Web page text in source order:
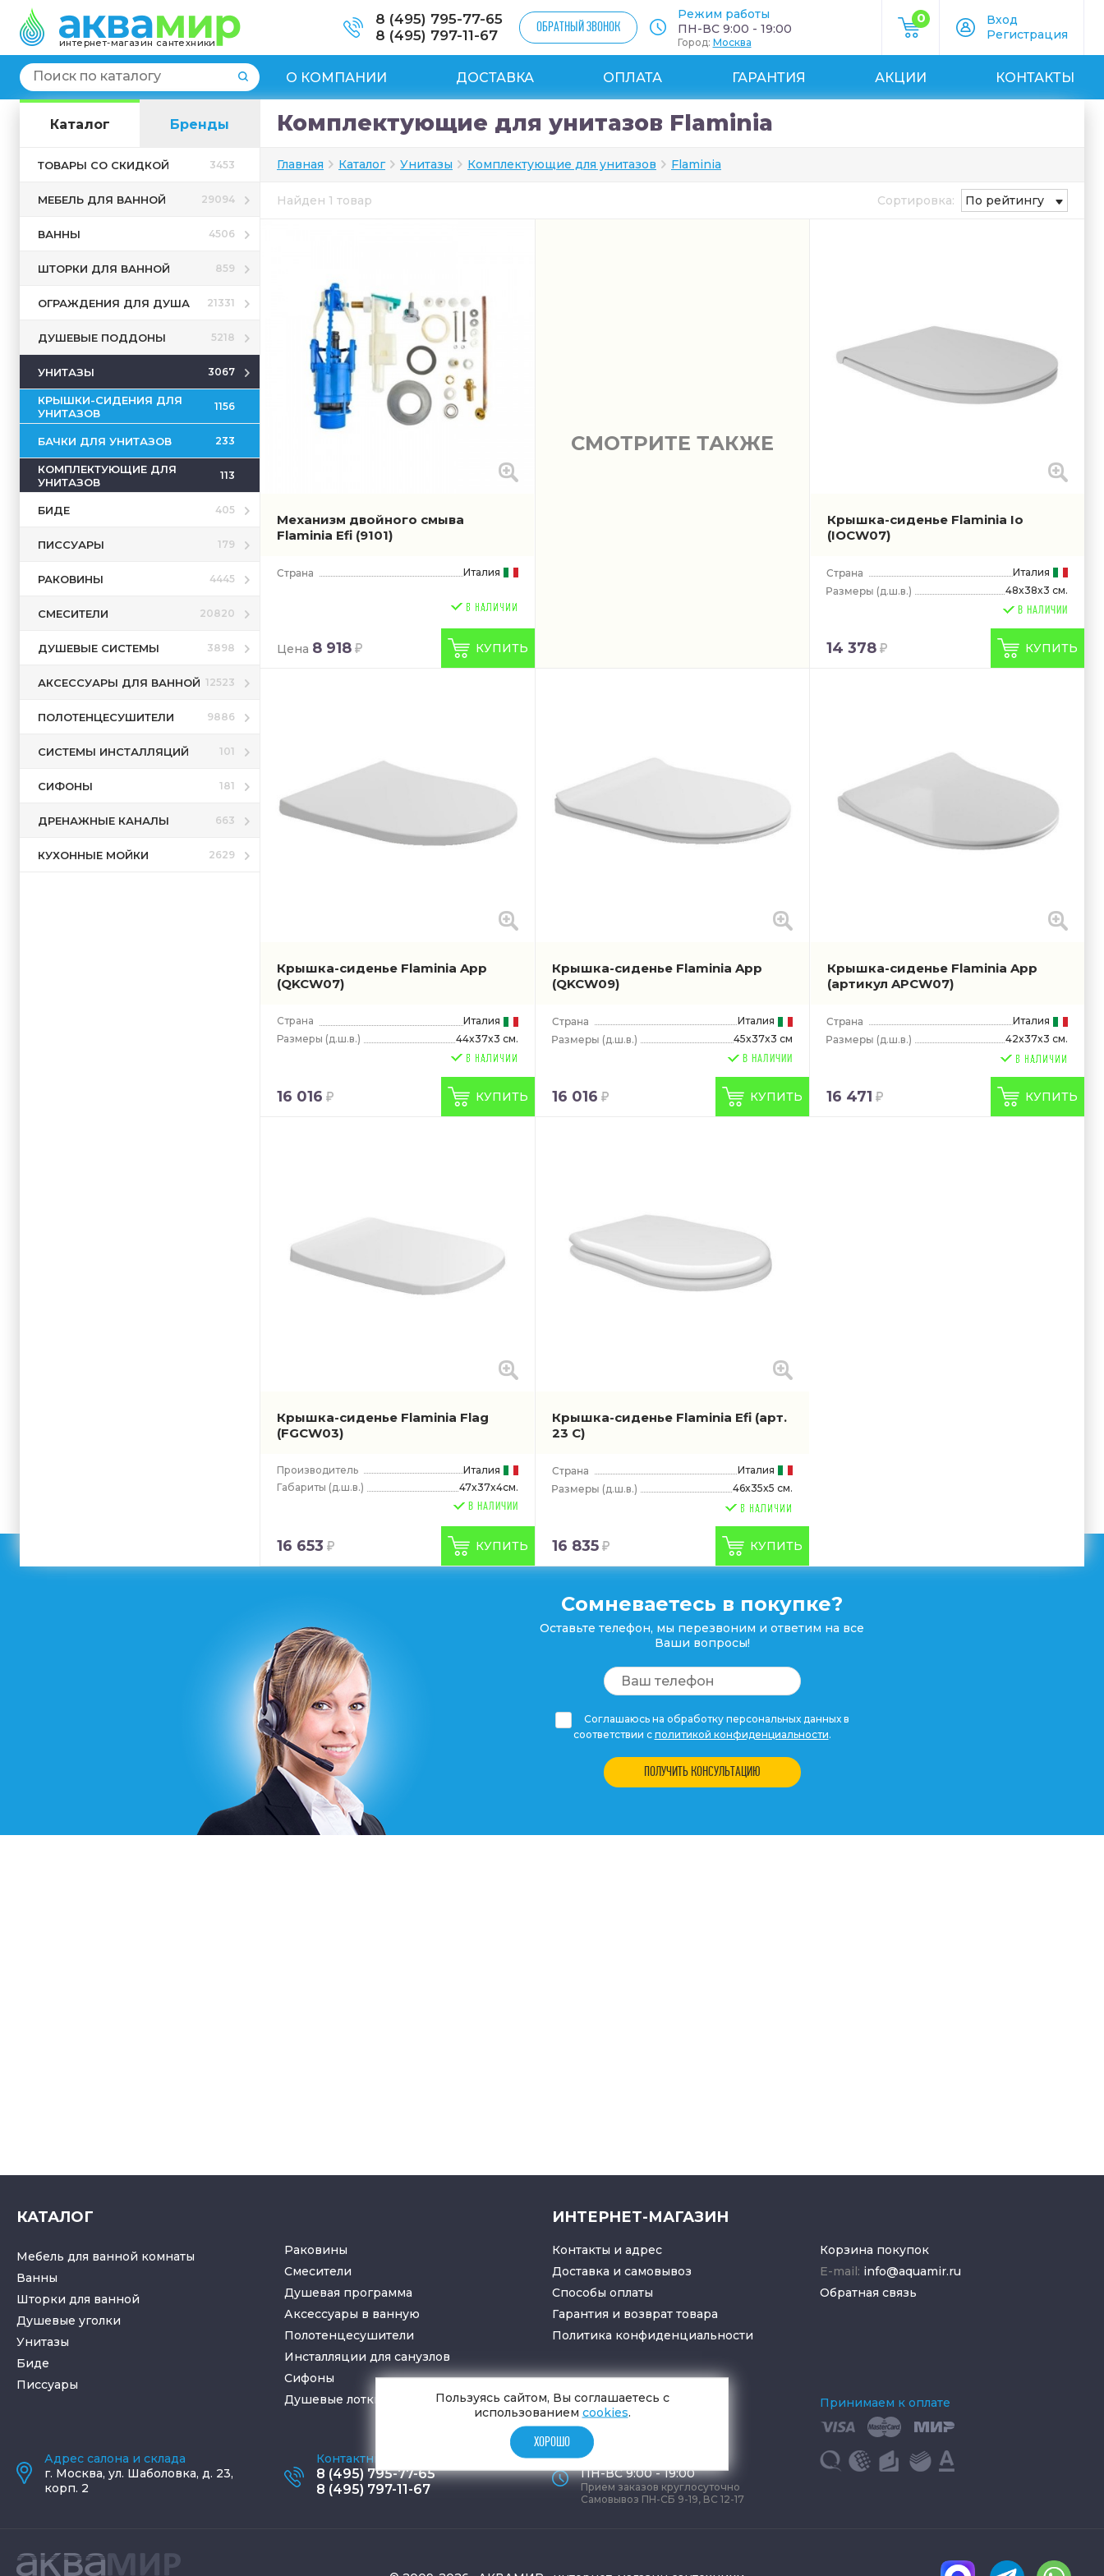
интернет-магазин сантехники
8 (495) 795-77-65
8 (495) 797-11-67
ОБРАТНЫЙ ЗВОНОК
Режим работы
ПН-ВС 9:00 - 19:00
Город: Москва
0
Вход
Регистрация
О КОМПАНИИ ДОСТАВКА ОПЛАТА ГАРАНТИЯ АКЦИИ КОНТАКТЫ
Каталог Бренды
ТОВАРЫ СО СКИДКОЙ 3453
МЕБЕЛЬ ДЛЯ ВАННОЙ 29094
ВАННЫ 4506
ШТОРКИ ДЛЯ ВАННОЙ 859
ОГРАЖДЕНИЯ ДЛЯ ДУША 21331
ДУШЕВЫЕ ПОДДОНЫ 5218
УНИТАЗЫ 3067
КРЫШКИ-СИДЕНИЯ ДЛЯ
УНИТАЗОВ
1156
БАЧКИ ДЛЯ УНИТАЗОВ 233
КОМПЛЕКТУЮЩИЕ ДЛЯ
УНИТАЗОВ
113
БИДЕ 405
ПИССУАРЫ 179
РАКОВИНЫ 4445
СМЕСИТЕЛИ 20820
ДУШЕВЫЕ СИСТЕМЫ 3898
АКСЕССУАРЫ ДЛЯ ВАННОЙ 12523
ПОЛОТЕНЦЕСУШИТЕЛИ 9886
СИСТЕМЫ ИНСТАЛЛЯЦИЙ 101
СИФОНЫ 181
ДРЕНАЖНЫЕ КАНАЛЫ 663
КУХОННЫЕ МОЙКИ 2629
Комплектующие для унитазов Flaminia
Главная Каталог Унитазы Комплектующие для унитазов Flaminia
Найден 1 товар Сортировка: По рейтингу
Механизм двойного смыва
Flaminia Efi (9101)
Италия
Цена 8 918 КУПИТЬ
СМОТРИТЕ ТАКЖЕ
Крышка-сиденье Flaminia Io
(IOCW07)
Италия
(д.ш.в.)
48x38x3 см.
В НАЛИЧИИ
14 378 КУПИТЬ
Крышка-сиденье Flaminia App
(QKCW07)
Страна
Италия
Размеры (д.ш.в.) 44x37x3 см.
16 016 КУПИТЬ
Крышка-сиденье Flaminia App
(QKCW09)
Италия
(д.ш.в.)
45x37x3 см
В НАЛИЧИИ
16 016 КУПИТЬ
Крышка-сиденье Flaminia App
(артикул APCW07)
Италия
(д.ш.в.)
42x37x3 см.
16 471 КУПИТЬ
Крышка-сиденье Flaminia Flag
(FGCW03)
Производитель
Италия
Габариты (д.ш.в.)
47x37x4см.
В НАЛИЧИИ
16 653 КУПИТЬ
Крышка-сиденье Flaminia Efi (арт.
23 C)
Италия
(д.ш.в.)
46x35x5 см.
16 835 КУПИТЬ
Сомневаетесь в покупке?
Оставьте телефон, мы перезвоним и ответим на все
Ваши вопросы!
Соглашаюсь на обработку персональных данных в
соответствии с политикой конфиденциальности.
ПОЛУЧИТЬ КОНСУЛЬТАЦИЮ
КАТАЛОГ
Мебель для ванной комнаты
Ванны
Шторки для ванной
Душевые уголки
Унитазы
Биде
Писсуары
Раковины
Смесители
Душевая программа
Аксессуары в ванную
Полотенцесушители
Инсталляции для санузлов
Cифоны
Душевые лотки
ИНТЕРНЕТ-МАГАЗИН
Контакты и адрес
Доставка и самовывоз
Способы оплаты
Гарантия и возврат товара
Политика конфиденциальности
Корзина покупок
E-mail: info@aquamir.ru
Обратная связь
Адрес салона и склада
г. Москва, ул. Шаболовка, д. 23,
корп. 2
Контактные телефоны
8 (495) 795-77-65
8 (495) 797-11-67
Время работы офиса
ПН-ВС 9:00 - 19:00
Прием заказов круглосуточно
Самовывоз ПН-СБ 9-19, ВС 12-17
Принимаем к оплате
Пользуясь сайтом, Вы соглашаетесь с
использованием cookies.
ХОРОШО